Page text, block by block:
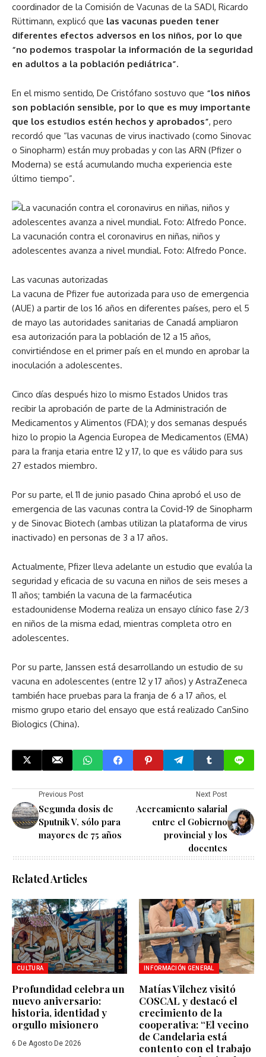
coordinador de la Comisión de Vacunas de la SADI, Ricardo
Rüttimann, explicó que las vacunas pueden tener
diferentes efectos adversos en los niños, por lo que
“no podemos traspolar la información de la seguridad
en adultos a la población pediátrica”.
En el mismo sentido, De Cristófano sostuvo que “los niños
son población sensible, por lo que es muy importante
que los estudios estén hechos y aprobados”, pero
recordó que “las vacunas de virus inactivado (como Sinovac
o Sinopharm) están muy probadas y con las ARN (Pfizer o
Moderna) se está acumulando mucha experiencia este
último tiempo”.
La vacunación contra el coronavirus en niñas, niños y
adolescentes avanza a nivel mundial. Foto: Alfredo Ponce.
Las vacunas autorizadas
La vacuna de Pfizer fue autorizada para uso de emergencia
(AUE) a partir de los 16 años en diferentes países, pero el 5
de mayo las autoridades sanitarias de Canadá ampliaron
esa autorización para la población de 12 a 15 años,
convirtiéndose en el primer país en el mundo en aprobar la
inoculación a adolescentes.
Cinco días después hizo lo mismo Estados Unidos tras
recibir la aprobación de parte de la Administración de
Medicamentos y Alimentos (FDA); y dos semanas después
hizo lo propio la Agencia Europea de Medicamentos (EMA)
para la franja etaria entre 12 y 17, lo que es válido para sus
27 estados miembro.
Por su parte, el 11 de junio pasado China aprobó el uso de
emergencia de las vacunas contra la Covid-19 de Sinopharm
y de Sinovac Biotech (ambas utilizan la plataforma de virus
inactivado) en personas de 3 a 17 años.
Actualmente, Pfizer lleva adelante un estudio que evalúa la
seguridad y eficacia de su vacuna en niños de seis meses a
11 años; también la vacuna de la farmacéutica
estadounidense Moderna realiza un ensayo clínico fase 2/3
en niños de la misma edad, mientras completa otro en
adolescentes.
Por su parte, Janssen está desarrollando un estudio de su
vacuna en adolescentes (entre 12 y 17 años) y AstraZeneca
también hace pruebas para la franja de 6 a 17 años, el
mismo grupo etario del ensayo que está realizado CanSino
Biologics (China).
Previous Post
Segunda dosis de
Sputnik V, sólo para
mayores de 75 años
Next Post
Acercamiento salarial
entre el Gobierno
provincial y los
docentes
Related Articles
CULTURA
Profundidad celebra un
nuevo aniversario:
historia, identidad y
orgullo misionero
6 De Agosto De 2026
INFORMACIÓN GENERAL
Matías Vilchez visitó
COSCAL y destacó el
crecimiento de la
cooperativa: “El vecino
de Candelaria está
contento con el trabajo